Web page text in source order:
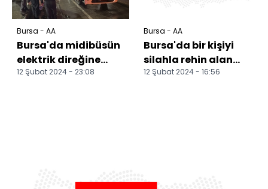
Bursa - AA
Bursa'da midibüsün
elektrik direğine
çarpması sonucu 10
12 Şubat 2024 - 23:08
Bursa - AA
Bursa'da bir kişiyi
silahla rehin alan
şüpheli tutuklandı
12 Şubat 2024 - 16:56